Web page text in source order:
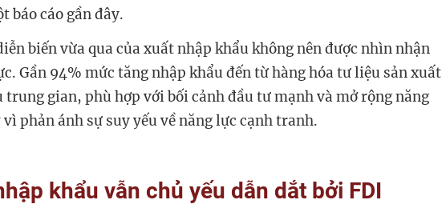
báo cáo gần đây.
biến vừa qua của xuất nhập khẩu không nên được nhìn nhận
Gần 94% mức tăng nhập khẩu đến từ hàng hóa tư liệu sản xuất
trung gian, phù hợp với bối cảnh đầu tư mạnh và mở rộng năng
phản ánh sự suy yếu về năng lực cạnh tranh.
khẩu vẫn chủ yếu dẫn dắt bởi FDI